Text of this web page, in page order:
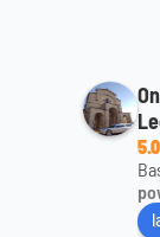
5.0